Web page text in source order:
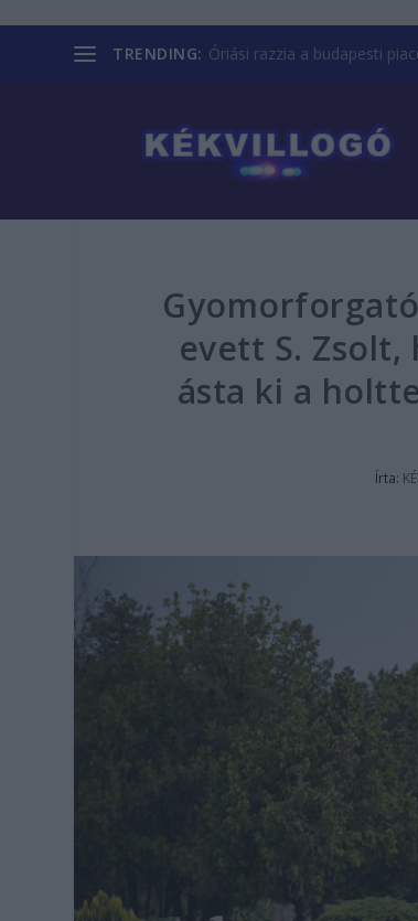
TRENDING: Óriási razzia a budapesti
evett S.
ásta ki a
Írta: